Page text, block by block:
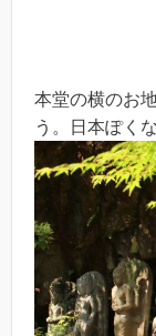
本堂の横のお
う。日本ぽく